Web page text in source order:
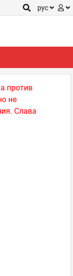
рус
против
не
Слава